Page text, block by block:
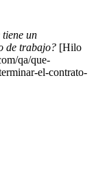
tiene un
de trabajo? [Hilo
qa/que-
el-contrato-